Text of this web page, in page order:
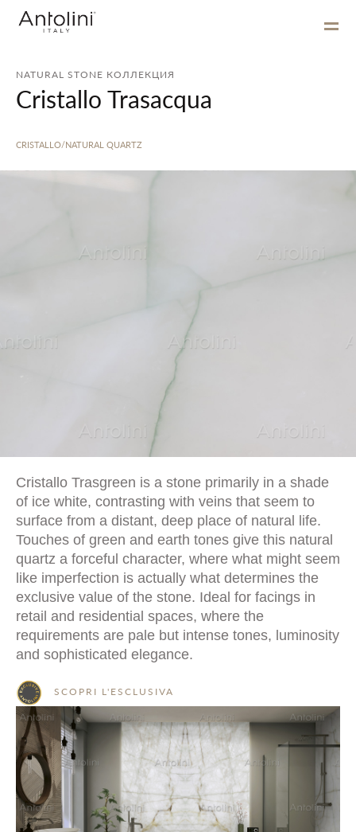
NATURAL STONE КОЛЛЕКЦИЯ
Cristallo Trasacqua
CRISTALLO/NATURAL QUARTZ
Cristallo Trasgreen is a stone primarily in a shade
of ice white, contrasting with veins that seem to
surface from a distant, deep place of natural life.
Touches of green and earth tones give this natural
quartz a forceful character, where what might seem
like imperfection is actually what determines the
exclusive value of the stone. Ideal for facings in
retail and residential spaces, where the
requirements are pale but intense tones, luminosity
and sophisticated elegance.
SCOPRI L'ESCLUSIVA